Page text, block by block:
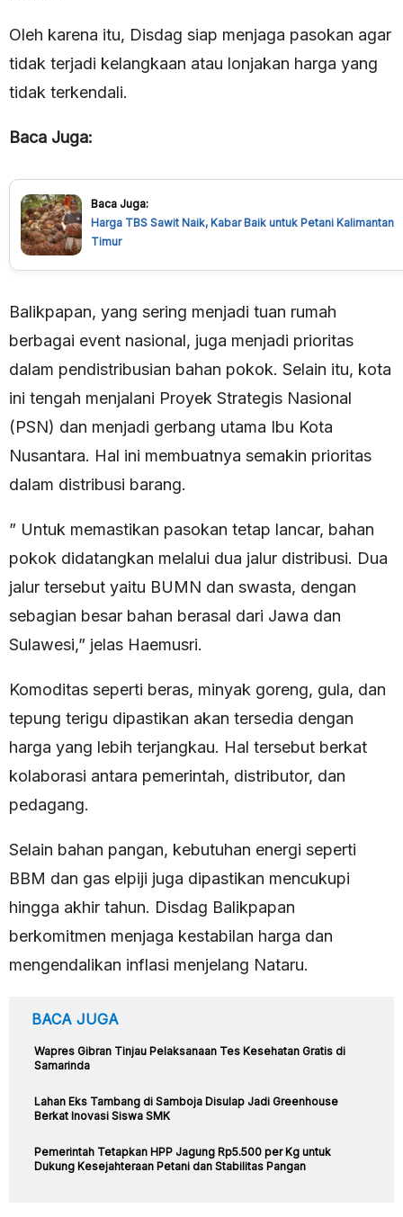
Oleh karena itu, Disdag siap menjaga pasokan agar
tidak terjadi kelangkaan atau lonjakan harga yang
tidak terkendali.
Baca Juga:
Baca Juga:
Harga TBS Sawit Naik, Kabar Baik untuk Petani Kalimantan
Timur
Balikpapan, yang sering menjadi tuan rumah
berbagai event nasional, juga menjadi prioritas
dalam pendistribusian bahan pokok. Selain itu, kota
ini tengah menjalani Proyek Strategis Nasional
(PSN) dan menjadi gerbang utama Ibu Kota
Nusantara. Hal ini membuatnya semakin prioritas
dalam distribusi barang.
” Untuk memastikan pasokan tetap lancar, bahan
pokok didatangkan melalui dua jalur distribusi. Dua
jalur tersebut yaitu BUMN dan swasta, dengan
sebagian besar bahan berasal dari Jawa dan
Sulawesi,” jelas Haemusri.
Komoditas seperti beras, minyak goreng, gula, dan
tepung terigu dipastikan akan tersedia dengan
harga yang lebih terjangkau. Hal tersebut berkat
kolaborasi antara pemerintah, distributor, dan
pedagang.
Selain bahan pangan, kebutuhan energi seperti
BBM dan gas elpiji juga dipastikan mencukupi
hingga akhir tahun. Disdag Balikpapan
berkomitmen menjaga kestabilan harga dan
mengendalikan inflasi menjelang Nataru.
BACA JUGA
Wapres Gibran Tinjau Pelaksanaan Tes Kesehatan Gratis di
Samarinda
Lahan Eks Tambang di Samboja Disulap Jadi Greenhouse
Berkat Inovasi Siswa SMK
Pemerintah Tetapkan HPP Jagung Rp5.500 per Kg untuk
Dukung Kesejahteraan Petani dan Stabilitas Pangan